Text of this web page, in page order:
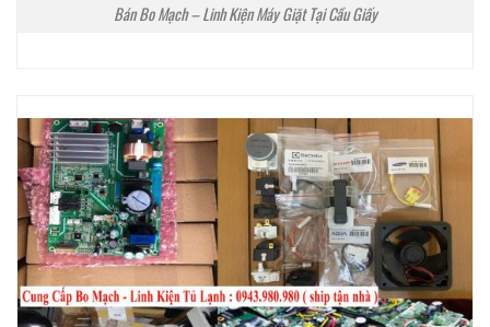
Bán Bo Mạch – Linh Kiện Máy Giặt Tại Cầu Giấy